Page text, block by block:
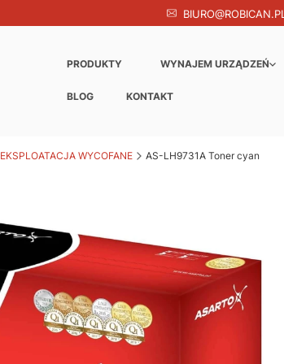
BIURO@ROBICAN.PL
PRODUKTY WYNAJEM URZĄDZEŃ
BLOG KONTAKT
EKSPLOATACJA WYCOFANE AS-LH9731A Toner cyan